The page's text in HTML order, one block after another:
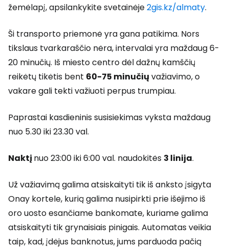
žemėlapį, apsilankykite svetainėje2gis.kz/almaty.
Ši transporto priemonė yra gana patikima. Nors
tikslaus tvarkaraščio nėra, intervalai yra maždaug 6-
20 minučių. Iš miesto centro dėl dažnų kamščių
reikėtų tikėtis bent 60-75 minučių važiavimo, o
vakare gali tekti važiuoti perpus trumpiau.
Paprastai kasdieninis susisiekimas vyksta maždaug
nuo 5.30 iki 23.30 val.
Naktį nuo 23:00 iki 6:00 val. naudokitės 3 linija.
Už važiavimą galima atsiskaityti tik iš anksto įsigyta
Onay kortele, kurią galima nusipirkti prie išėjimo iš
oro uosto esančiame bankomate, kuriame galima
atsiskaityti tik grynaisiais pinigais. Automatas veikia
taip, kad, įdėjus banknotus, jums parduoda pačią